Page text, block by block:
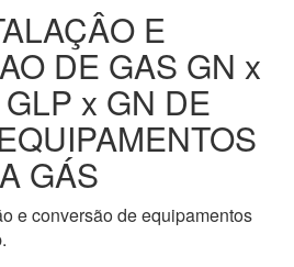
E
DE GAS GN x
x GN DE
A GÁS
e conversão de equipamentos